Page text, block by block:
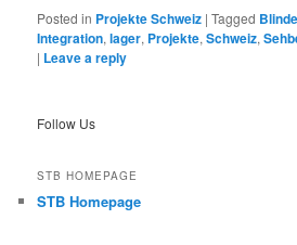
Posted in Projekte Schweiz |Tagged Blinde
Integration,lager, Projekte,Schweiz,
| Leave a reply
Follow Us
STB HOMEPAGE
STB Homepage